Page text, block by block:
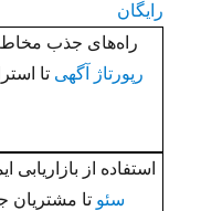
رایگان
راه‌های جذب
رپورتاژ آگهی تا
استفاده از
سئو تا مشتریان